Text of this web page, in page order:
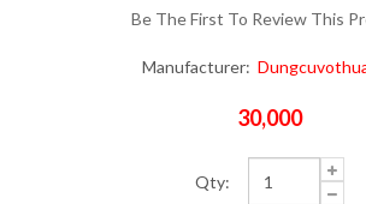
Be The First To Review This
Manufacturer:
30,000
Qty: